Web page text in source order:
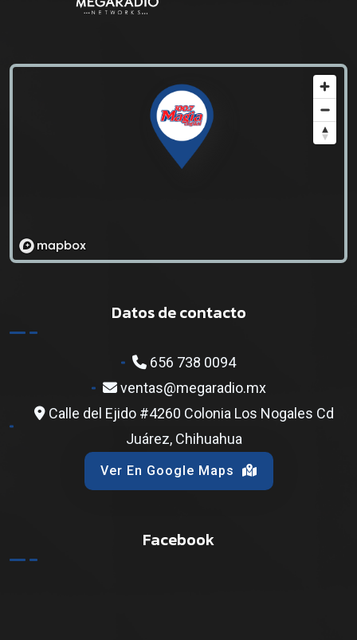
Datos de contacto
656 738 0094
ventas@megaradio.mx
Calle del Ejido #4260 Colonia Los Nogales Cd
Juárez, Chihuahua
Ver En Google Maps
Facebook